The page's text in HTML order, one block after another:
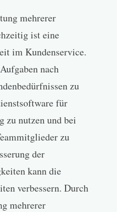
mehrerer
ist eine
im Kundenservice.
nach
zu
für
zu nutzen und bei
zu
der
kann die
verbessern. Durch
mehrerer